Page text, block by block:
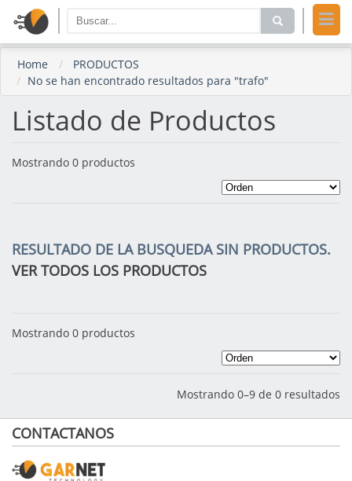
Home
PRODUCTOS
No se han encontrado resultados para "trafo"
Listado de Productos
Mostrando 0 productos
RESULTADO DE LA BUSQUEDA SIN PRODUCTOS.
VER TODOS LOS PRODUCTOS
Mostrando 0 productos
Mostrando 0–9 de 0 resultados
CONTACTANOS